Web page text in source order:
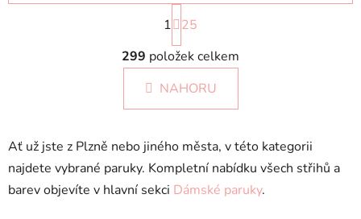
O
v
l
á
d
c
í
p
S
t
r
á
n
k
n
í
1
25
299 položek celkem
NAHORU
Ať už jste z Plzně nebo jiného města, v této kategorii
najdete vybrané paruky. Kompletní nabídku všech střihů a
barev objevíte v hlavní sekci Dámské paruky.